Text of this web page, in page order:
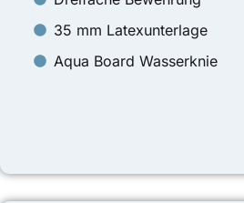
35 mm Latexunterlage
Aqua Board Wasserknie